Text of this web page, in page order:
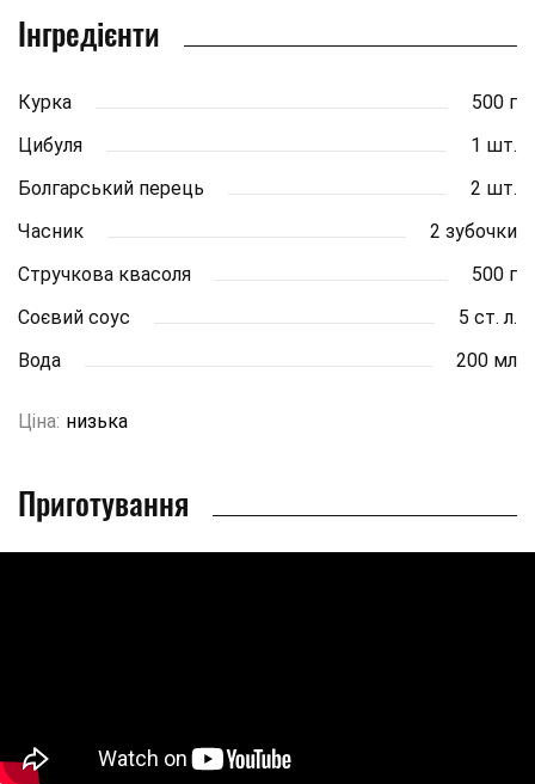
Інгредієнти
Курка
500 г
Цибуля
1 шт.
Болгарський перець
2 шт.
Часник
2 зубочки
Стручкова квасоля
500 г
Соєвий соус
5 ст. л.
Вода
200 мл
Ціна: низька
Приготування